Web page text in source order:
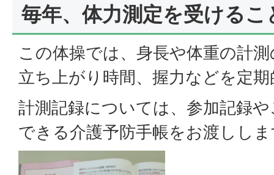
毎年、体力測定を受ける
この体操では、身長や体重の計
立ち上がり時間、握力などを定
計測記録については、参加記録
できる介護予防手帳をお渡しし